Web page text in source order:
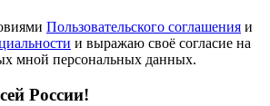
Пользовательского соглашения и
и выражаю своё согласие на
мной персональных данных.
России!